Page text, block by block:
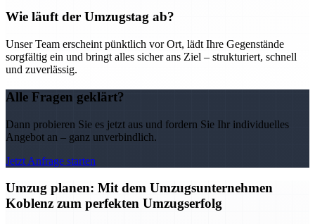
Wie läuft der Umzugstag ab?
Unser Team erscheint pünktlich vor Ort, lädt Ihre Gegenstände
sorgfältig ein und bringt alles sicher ans Ziel – strukturiert, schnell
und zuverlässig.
Alle Fragen geklärt?
Dann probieren Sie es jetzt aus und fordern Sie Ihr individuelles
Angebot an – ganz unverbindlich.
Jetzt Anfrage starten
Umzug planen: Mit dem Umzugsunternehmen
Koblenz zum perfekten Umzugserfolg